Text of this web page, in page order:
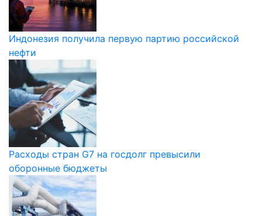
Индонезия получила первую партию российской
нефти
Расходы стран G7 на госдолг превысили
оборонные бюджеты